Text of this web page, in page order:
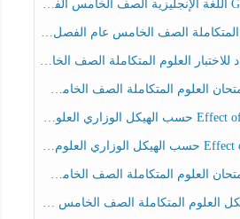
الصف الخامس عام الفصل الدراسي الثالث 2025-2026
العلوم المتكاملة الصف الخامس عام الفصل الثالث
المتكاملة الصف الخامس انسبير الفصل الثالث
المتكاملة الصف الخامس عام الفصل الثالث
المتكاملة الصف الخامس انسبير الفصل الثالث